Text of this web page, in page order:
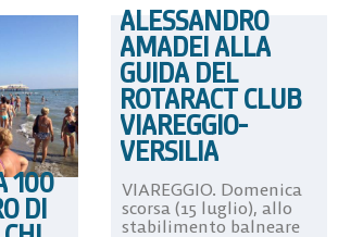
100
DI
ALESSANDRO
AMADEI ALLA
GUIDA DEL
ROTARACT CLUB
VIAREGGIO-
VERSILIA
VIAREGGIO. Domenica
scorsa (15 luglio), allo
stabilimento balneare